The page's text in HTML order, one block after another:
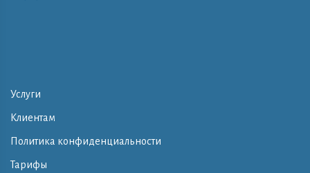
Услуги
Клиентам
Политика конфиденциальности
Тарифы